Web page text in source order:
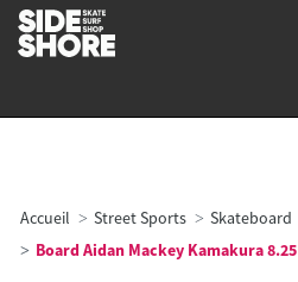
Accueil Street Sports Skateboard
Board Aidan Mackey Kamakura 8.25